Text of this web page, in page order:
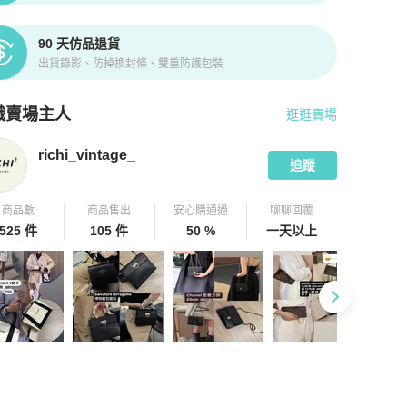
90 天仿品退貨
出貨錄影、防掉換封條、雙重防護包裝
賣場主人
拍拍圈嚴選賣家
逛逛賣場
richi_vintage_
追蹤
商品數
件
商品售出
105 件
安心購通過
50 %
聊聊回覆
一天以上